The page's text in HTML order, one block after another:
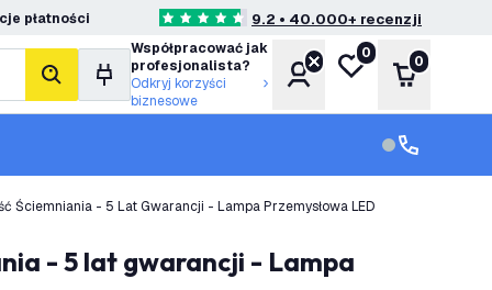
płatności 4.6 Gwiazdki oceny9.2 • 40.000+ recenzji
Szukaj
Współpracować jak
profesjonalista?
Odkryj korzyści
biznesowe
KontoMoja lista życzeń
0
Koszyk
0
Obsługa
Obsługa
Ściemniania - 5 Lat Gwarancji - Lampa Przemysłowa LED